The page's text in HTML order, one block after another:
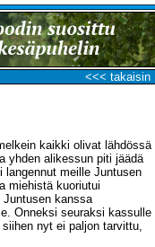
<<< takaisin
kaikki olivat lähdössä
yhden alikessun piti jäädä
langennut meille Juntusen
miehistä kuoriutui
kanssa
Onneksi seuraksi kassulle
nyt ei paljon tarvittu,